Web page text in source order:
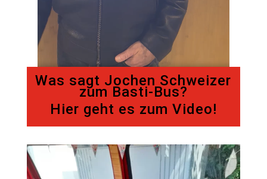
Was sagt Jochen Schweizer
zum Basti-Bus?
Hier geht es zum Video!